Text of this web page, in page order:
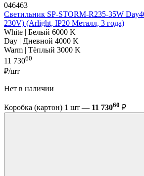
046463
Светильник SP-STORM-R235-35W
230V) (Arlight, IP20 Металл, 3 года)
White | Белый 6000 K
Day | Дневной 4000 K
Warm | Тёплый 3000 K
11 73060
₽/шт
Нет в наличии
Коробка (картон) 1 шт — 11 73060 ₽